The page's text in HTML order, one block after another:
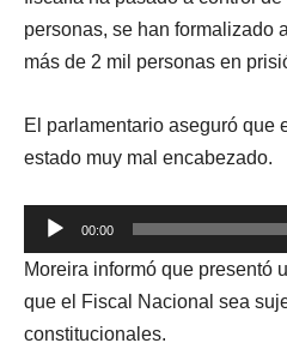
personas, se han formalizado
más de 2 mil personas en
El parlamentario aseguró que
estado muy mal encabezado.
Reproductor
de
audio
00:00
Moreira informó que presentó
que el Fiscal Nacional sea
constitucionales.